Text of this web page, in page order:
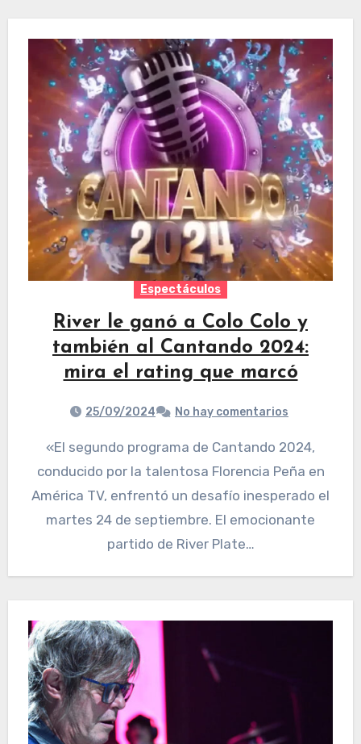
Espectáculos
River le ganó a Colo Colo y
también al Cantando 2024:
mira el rating que marcó
25/09/2024 No hay comentarios
«El segundo programa de Cantando 2024,
conducido por la talentosa Florencia Peña en
América TV, enfrentó un desafío inesperado el
martes 24 de septiembre. El emocionante
partido de River Plate…